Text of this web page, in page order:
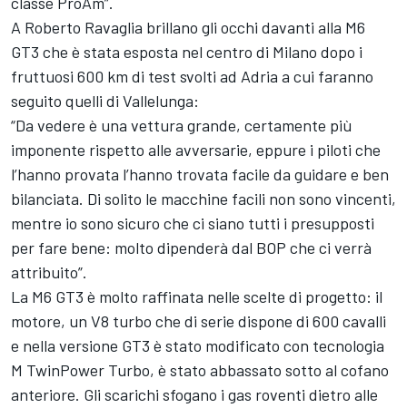
A Roberto Ravaglia brillano gli occhi davanti alla M6
GT3 che è stata esposta nel centro di Milano dopo i
fruttuosi 600 km di test svolti ad Adria a cui faranno
seguito quelli di Vallelunga:
“Da vedere è una vettura grande, certamente più
imponente rispetto alle avversarie, eppure i piloti che
l’hanno provata l’hanno trovata facile da guidare e ben
bilanciata. Di solito le macchine facili non sono vincenti,
mentre io sono sicuro che ci siano tutti i presupposti
per fare bene: molto dipenderà dal BOP che ci verrà
attribuito”.
La M6 GT3 è molto raffinata nelle scelte di progetto: il
motore, un V8 turbo che di serie dispone di 600 cavalli
e nella versione GT3 è stato modificato con tecnologia
M TwinPower Turbo, è stato abbassato sotto al cofano
anteriore. Gli scarichi sfogano i gas roventi dietro alle